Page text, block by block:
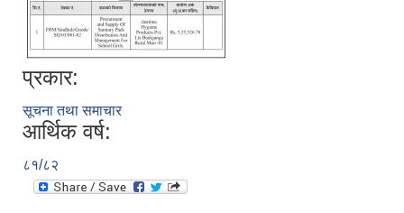
प्रकार:
सूचना तथा समाचार
आर्थिक वर्ष:
८१/८२